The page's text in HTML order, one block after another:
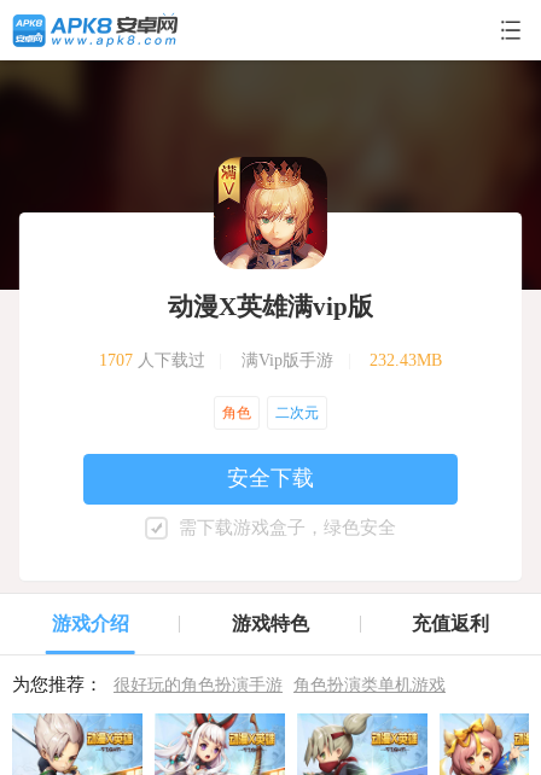
动漫X英雄满vip版
1707人下载过 满Vip版手游 232.43MB
角色 二次元
安全下载
需下载游戏盒子，绿色安全
游戏介绍 游戏特色 充值返利
为您推荐： 很好玩的角色扮演手游 角色扮演类单机游戏